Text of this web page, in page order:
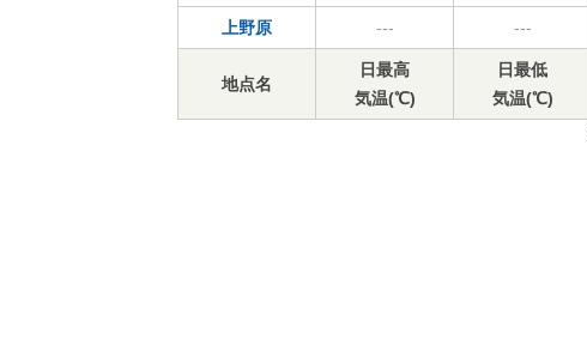
上野原 --- ---
地点名
日最高
気温(℃)
日最低
気温(℃)